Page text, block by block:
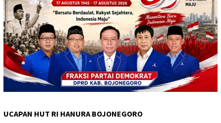
UCAPAN HUT RI HANURA BOJONEGORO